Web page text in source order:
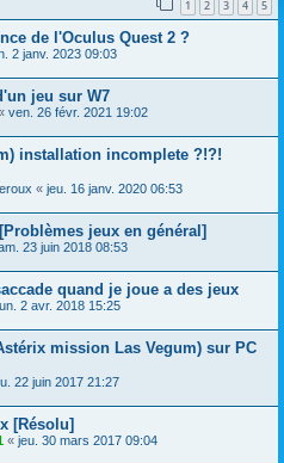
1 2 3 4 5
de l'Oculus Quest 2 ?
2 janv. 2023 09:03
jeu sur W7
ven. 26 févr. 2021 19:02
installation incomplete ?!?!
« jeu. 16 janv. 2020 06:53
jeux en général]
23 juin 2018 08:53
quand je joue a des jeux
2 avr. 2018 15:25
mission Las Vegum) sur PC
22 juin 2017 21:27
[Résolu]
« jeu. 30 mars 2017 09:04